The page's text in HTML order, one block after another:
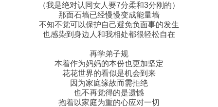
（我是绝对认同女人要7分柔和3分刚的）
那面石墙已经慢慢变成能量墙
不知不觉可以保护自己避免负面事的发生
也感染到身边人和我相处都很轻松自在
再学弟子规
本着作为妈妈的本份也更加坚定
花花世界的看似是机会到来
因为家庭缘故而需拒绝
也不再觉得的是遗憾
抱着以家庭为重的心应对一切